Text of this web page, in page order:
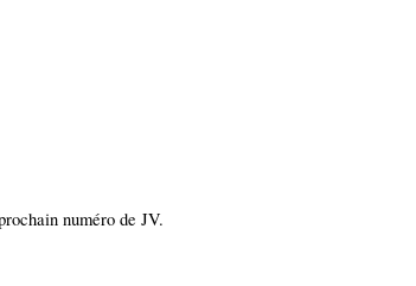
numéro de JV.